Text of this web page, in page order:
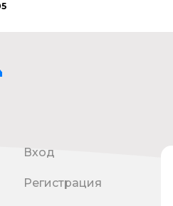
Вход
Регистрация